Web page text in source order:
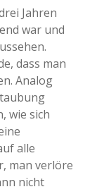
Jahren
war und
dass man
Analog
wie sich
alle
man verlöre
nicht